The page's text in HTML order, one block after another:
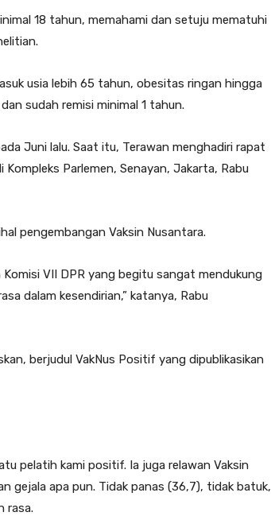
18 tahun, memahami dan setuju mematuhi
usia lebih 65 tahun, obesitas ringan hingga
sudah remisi minimal 1 tahun.
Juni lalu. Saat itu, Terawan menghadiri rapat
Parlemen, Senayan, Jakarta, Rabu
pengembangan Vaksin Nusantara.
VII DPR yang begitu sangat mendukung
dalam kesendirian,” katanya, Rabu
berjudul VakNus Positif yang dipublikasikan
pelatih kami positif. Ia juga relawan Vaksin
gejala apa pun. Tidak panas (36,7), tidak batuk,
rasa.